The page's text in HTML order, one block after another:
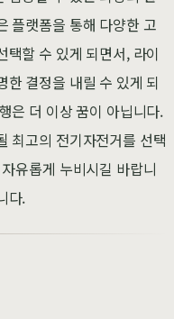
플랫폼을 통해 다양한 고
택할 수 있게 되면서, 라이
한 결정을 내릴 수 있게 되
은 더 이상 꿈이 아닙니다.
최고의 전기자전거를 선택
유롭게 누비시길 바랍니
다.